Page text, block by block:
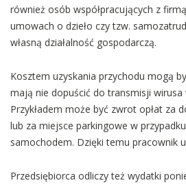
również osób współpracujących z
umowach o dzieło czy tzw.
własną działalność gospodarczą.
Kosztem uzyskania przychodu mogą
mają nie dopuścić do transmisji wirusa
Przykładem może być zwrot opłat za
lub za miejsce parkingowe w
samochodem. Dzięki temu pracownik
Przedsiębiorca odliczy też wydatki